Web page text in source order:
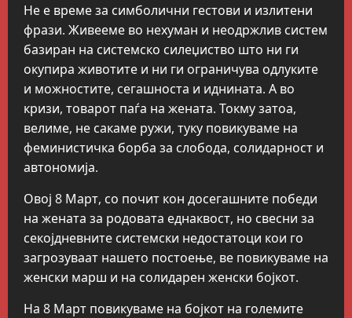
Не е време за симболични гестови и излитени
фрази. Живееме во нехуман и неодржлив систем
базиран на системско силеџиство што ни ги
окупира животите и ни ги ограничува одлуките
и можностите, сегашноста и иднината. А во
кризи, товарот паѓа на жената. Токму затоа,
велиме, не сакаме ружи, туку повикуваме на
феминистичка борба за слобода, солидарност и
автономија.
Овој 8 Март, со почит кон досегашните победи
на жената за родовата еднаквост, но свесни за
секојдневните системски недостатоци кои го
загрозуваат нашето постоење, ве повикуваме на
женски марш и на солидарен женски бојкот.
На 8 Март повикуваме на бојкот на големите